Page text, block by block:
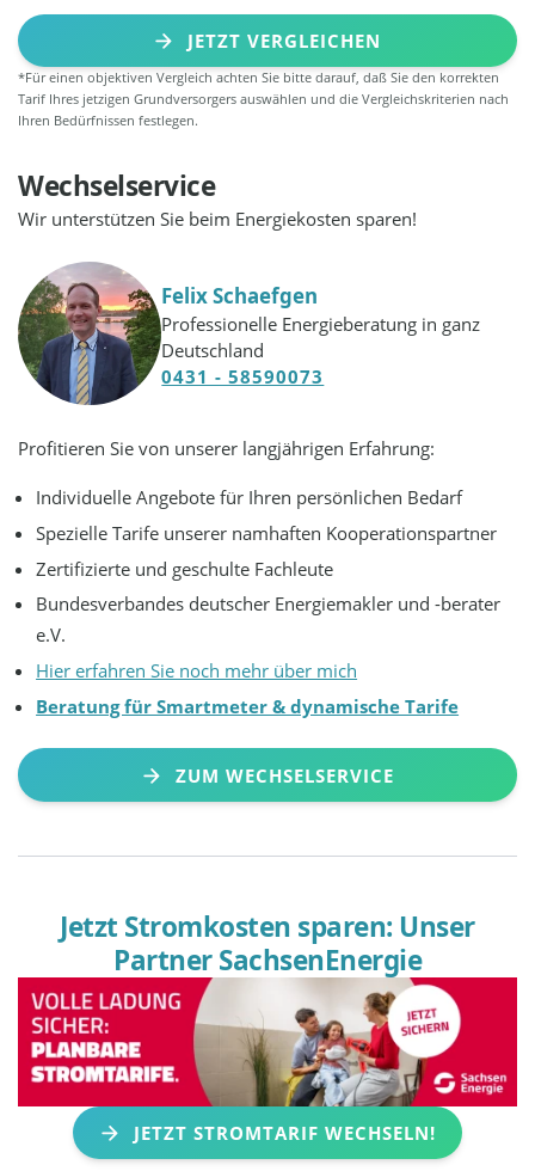
JETZT VERGLEICHEN
*Für einen objektiven Vergleich achten Sie bitte darauf, daß Sie den korrekten
Tarif Ihres jetzigen Grundversorgers auswählen und die Vergleichskriterien nach
Ihren Bedürfnissen festlegen.
Wechselservice
Wir unterstützen Sie beim Energiekosten sparen!
Felix Schaefgen
Professionelle Energieberatung in ganz
Deutschland
0431 - 58590073
Profitieren Sie von unserer langjährigen Erfahrung:
Individuelle Angebote für Ihren persönlichen Bedarf
Spezielle Tarife unserer namhaften Kooperationspartner
Zertifizierte und geschulte Fachleute
Bundesverbandes deutscher Energiemakler und -berater
e.V.
Hier erfahren Sie noch mehr über mich
Beratung für Smartmeter & dynamische Tarife
ZUM WECHSELSERVICE
Jetzt Stromkosten sparen: Unser
Partner SachsenEnergie
JETZT STROMTARIF WECHSELN!